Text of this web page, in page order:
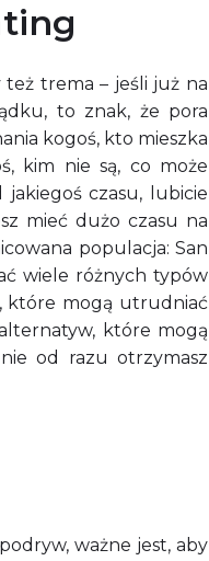
trema – jeśli już na
to znak, że pora
kogoś, kto mieszka
kim nie są, co może
czasu, lubicie
mieć dużo czasu na
populacja: San
wiele różnych typów
które mogą utrudniać
które mogą
od razu otrzymasz
ważne jest, aby